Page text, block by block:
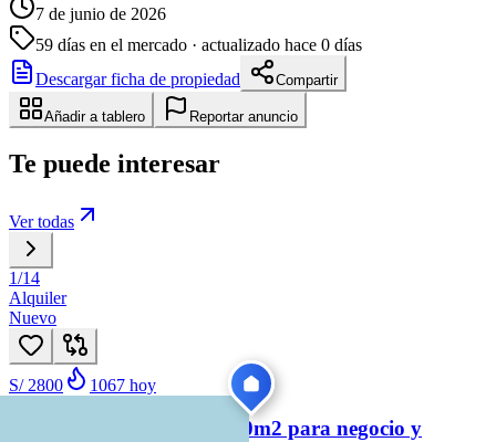
7 de junio de 2026
59 días en el mercado · actualizado hace 0 días
Descargar ficha de propiedad
Compartir
Añadir a tablero Reportar anuncio
Te puede interesar
Ver todas
1/14
Alquiler
Nuevo
S/ 2800 1067 hoy
CASA EN HUARALA 160m2 para negocio y